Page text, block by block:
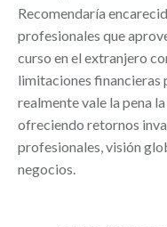
Recomendaría
profesionales que
curso en el extranjero
limitaciones financieras
realmente vale la pena
ofreciendo retornos
profesionales, visión
negocios.